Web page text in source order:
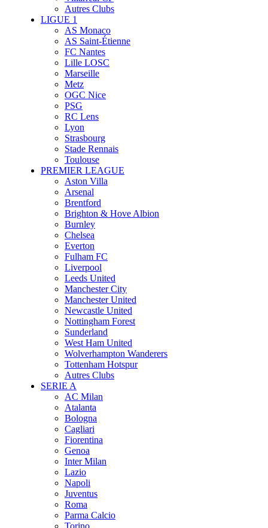
Autres Clubs
LIGUE 1
AS Monaco
AS Saint-Étienne
FC Nantes
Lille LOSC
Marseille
Metz
OGC Nice
PSG
RC Lens
Lyon
Strasbourg
Stade Rennais
Toulouse
PREMIER LEAGUE
Aston Villa
Arsenal
Brentford
Brighton & Hove Albion
Burnley
Chelsea
Everton
Fulham FC
Liverpool
Leeds United
Manchester City
Manchester United
Newcastle United
Nottingham Forest
Sunderland
West Ham United
Wolverhampton Wanderers
Tottenham Hotspur
Autres Clubs
SERIE A
AC Milan
Atalanta
Bologna
Cagliari
Fiorentina
Genoa
Inter Milan
Lazio
Napoli
Juventus
Roma
Parma Calcio
Torino